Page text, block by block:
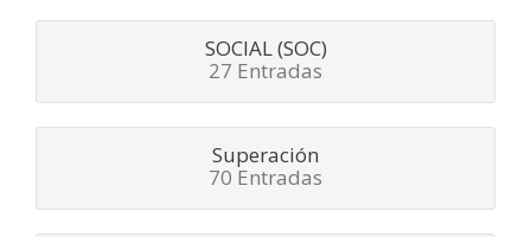
SOCIAL (SOC)
27 Entradas
Superación
70 Entradas